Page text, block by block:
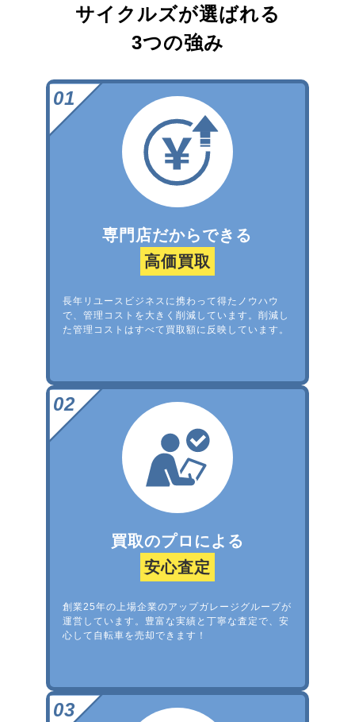
サイクルズが選ばれる
3つの強み
専門店だからできる
高価買取
長年リユースビジネスに携わって得たノウハウ
で、管理コストを大きく削減しています。削減し
た管理コストはすべて買取額に反映しています。
買取のプロによる
安心査定
創業25年の上場企業のアップガレージグループが
運営しています。豊富な実績と丁寧な査定で、安
心して自転車を売却できます！